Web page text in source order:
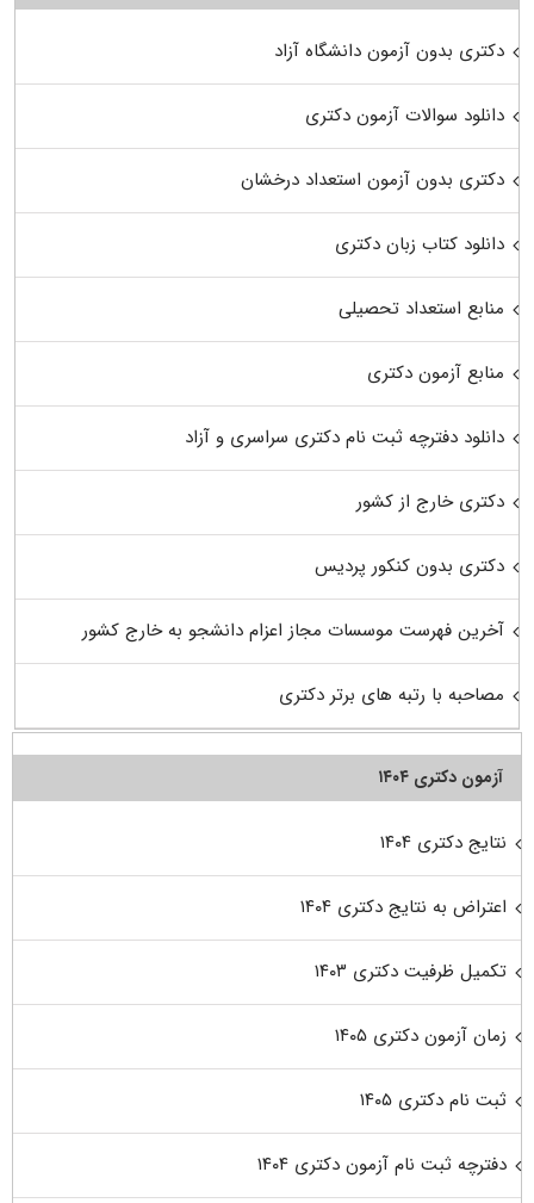
دکتری بدون آزمون دانشگاه آزاد
دانلود سوالات آزمون دکتری
دکتری بدون آزمون استعداد درخشان
دانلود کتاب زبان دکتری
منابع استعداد تحصیلی
منابع آزمون دکتری
دانلود دفترچه ثبت نام دکتری سراسری و آزاد
دکتری خارج از کشور
دکتری بدون کنکور پردیس
آخرین فهرست موسسات مجاز اعزام دانشجو به خارج کشور
مصاحبه با رتبه های برتر دکتری
آزمون دکتری ۱۴۰۴
نتایج دکتری ۱۴۰۴
اعتراض به نتایج دکتری ۱۴۰۴
تکمیل ظرفیت دکتری ۱۴۰۳
زمان آزمون دکتری ۱۴۰۵
ثبت نام دکتری ۱۴۰۵
دفترچه ثبت نام آزمون دکتری ۱۴۰۴